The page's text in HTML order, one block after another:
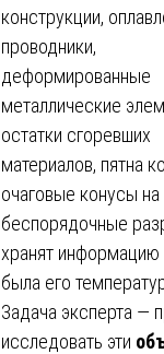
конструкции,
проводники,
деформированные
металлические
остатки сгоревших
материалов, пятна
очаговые конусы
беспорядочные
хранят информацию
была его
Задача эксперта —
исследовать эти